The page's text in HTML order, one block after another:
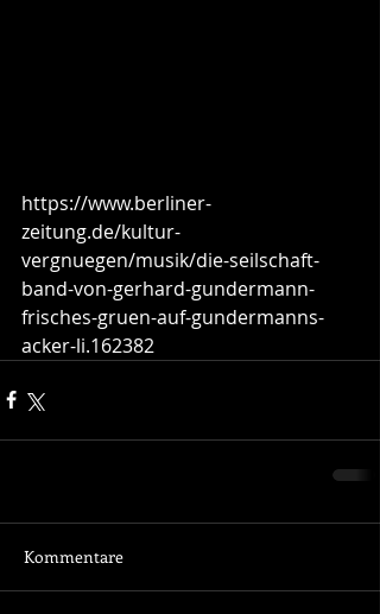
https://www.berliner-
zeitung.de/kultur-
vergnuegen/musik/die-seilschaft-
band-von-gerhard-gundermann-
frisches-gruen-auf-gundermanns-
acker-li.162382
Kommentare